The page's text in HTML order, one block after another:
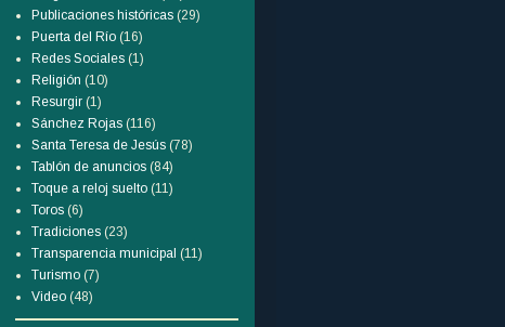
Publicaciones históricas (29)
Puerta del Río (16)
Redes Sociales (1)
Religión (10)
Resurgir (1)
Sánchez Rojas (116)
Santa Teresa de Jesús (78)
Tablón de anuncios (84)
Toque a reloj suelto (11)
Toros (6)
Tradiciones (23)
Transparencia municipal (11)
Turismo (7)
Video (48)